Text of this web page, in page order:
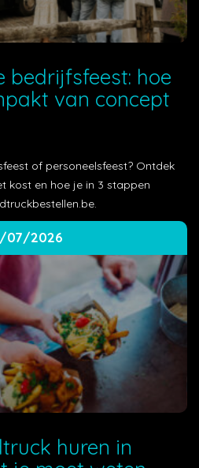
bedrijfsfeest: hoe
van concept
of personeelsfeest? Ontdek
kost en hoe je in 3 stappen
07/2026
huren in